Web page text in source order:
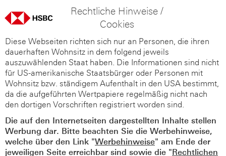
Rechtliche Hinweise /
Cookies
Diese Webseiten richten sich nur an Personen, die ihren
dauerhaften Wohnsitz in dem folgend jeweils
auszuwählenden Staat haben. Die Informationen sind nicht
für US-amerikanische Staatsbürger oder Personen mit
Wohnsitz bzw. ständigem Aufenthalt in den USA bestimmt,
da die aufgeführten Wertpapiere regelmäßig nicht nach
den dortigen Vorschriften registriert worden sind.
Die auf den Internetseiten dargestellten Inhalte stellen
Werbung dar. Bitte beachten Sie die Werbehinweise,
welche über den Link "Werbehinweise" am Ende der
jeweiligen Seite erreichbar sind sowie die "Rechtlichen